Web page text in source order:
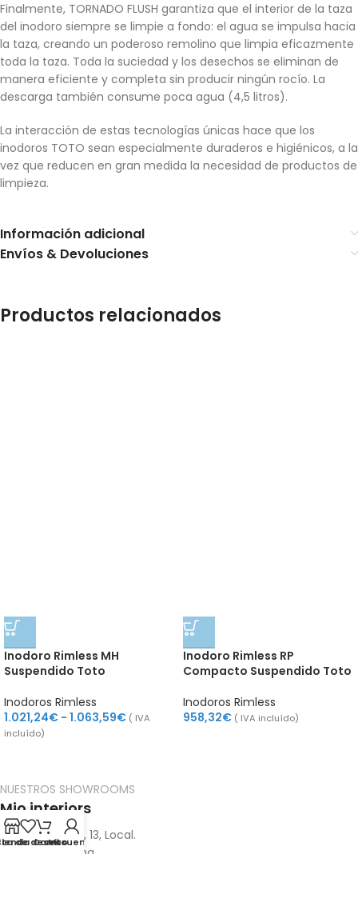
Finalmente, TORNADO FLUSH garantiza que el interior de la taza
del inodoro siempre se limpie a fondo: el agua se impulsa hacia
la taza, creando un poderoso remolino que limpia eficazmente
toda la taza. Toda la suciedad y los desechos se eliminan de
manera eficiente y completa sin producir ningún rocío. La
descarga también consume poca agua (4,5 litros).
La interacción de estas tecnologías únicas hace que los
inodoros TOTO sean especialmente duraderos e higiénicos, a la
vez que reducen en gran medida la necesidad de productos de
limpieza.
Información adicional
Envíos & Devoluciones
Productos relacionados
Inodoro Rimless MH
Suspendido Toto
Inodoros Rimless
1.021,24€ - 1.063,59€ ( IVA
incluído)
Inodoro Rimless RP
Compacto Suspendido Toto
Inodoros Rimless
958,32€ ( IVA incluído)
NUESTROS SHOWROOMS
Mio interiors
Pg. de Maragall, 13, Local.
08026 Barcelona
de deseos
Carrito
Mi cuenta